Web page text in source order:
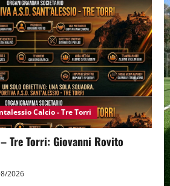
Calcio - Tre Torri
Tre Torri: Giovanni Rovito
2026